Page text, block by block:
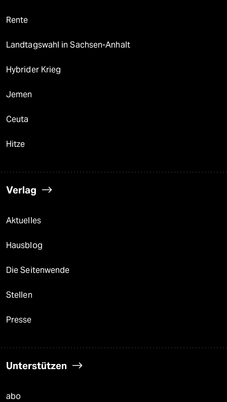
Rente
Landtagswahl in Sachsen-Anhalt
Hybrider Krieg
Jemen
Ceuta
Hitze
Verlag
Aktuelles
Hausblog
Die Seitenwende
Stellen
Presse
Unterstützen
abo